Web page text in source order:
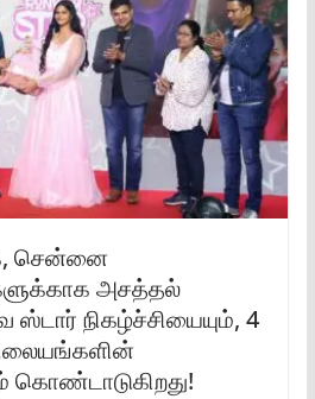
சென்னை
அசத்தல்
நிகழ்ச்சியையும், 4